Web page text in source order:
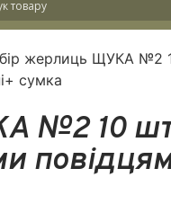
жерлиць ЩУКА №2
сумка
№2 10